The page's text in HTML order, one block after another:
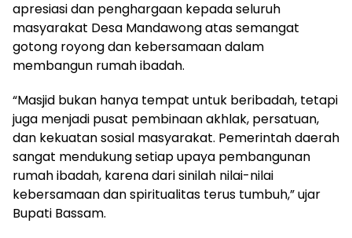
apresiasi dan penghargaan kepada seluruh
masyarakat Desa Mandawong atas semangat
gotong royong dan kebersamaan dalam
membangun rumah ibadah.
“Masjid bukan hanya tempat untuk beribadah, tetapi
juga menjadi pusat pembinaan akhlak, persatuan,
dan kekuatan sosial masyarakat. Pemerintah daerah
sangat mendukung setiap upaya pembangunan
rumah ibadah, karena dari sinilah nilai-nilai
kebersamaan dan spiritualitas terus tumbuh,” ujar
Bupati Bassam.